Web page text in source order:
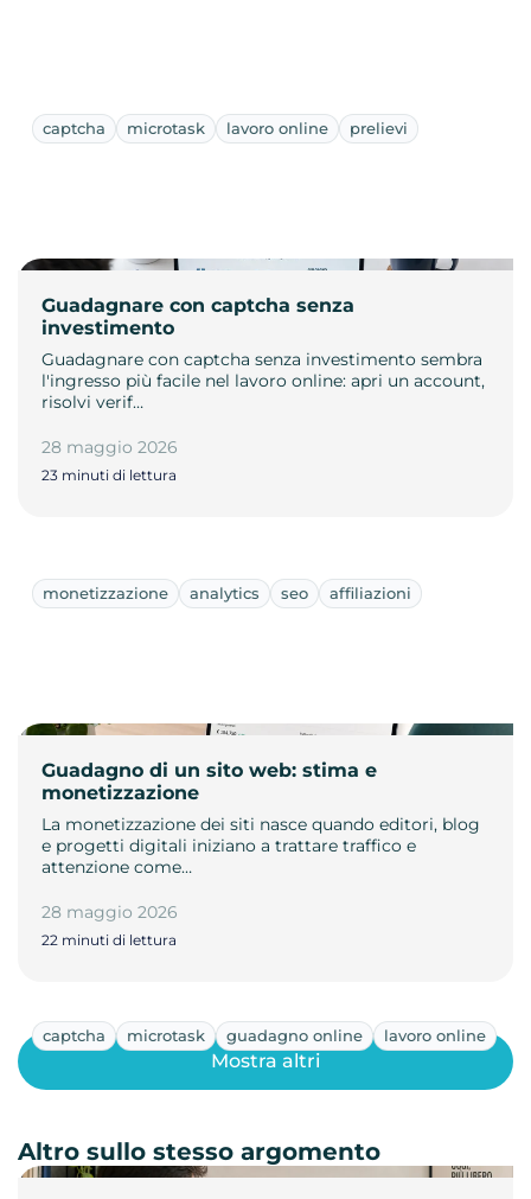
captcha microtask lavoro online prelievi
Guadagnare con captcha senza
investimento
Guadagnare con captcha senza investimento sembra
l'ingresso più facile nel lavoro online: apri un account,
risolvi verif…
28 maggio 2026
23 minuti di lettura
monetizzazione analytics seo affiliazioni
Guadagno di un sito web: stima e
monetizzazione
La monetizzazione dei siti nasce quando editori, blog
e progetti digitali iniziano a trattare traffico e
attenzione come…
28 maggio 2026
22 minuti di lettura
captcha microtask guadagno online lavoro online
Mostra altri
Altro sullo stesso argomento